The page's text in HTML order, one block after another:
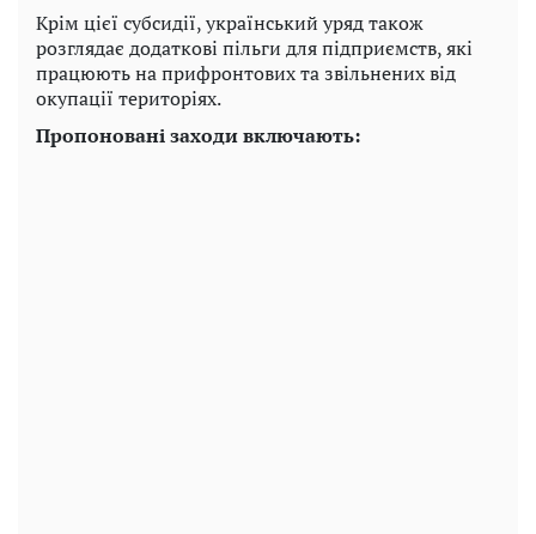
Крім цієї субсидії, український уряд також
розглядає додаткові пільги для підприємств, які
працюють на прифронтових та звільнених від
окупації територіях.
Пропоновані заходи включають: